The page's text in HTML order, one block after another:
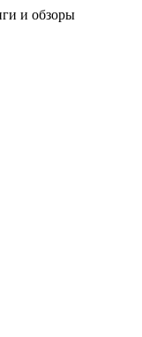
и обзоры